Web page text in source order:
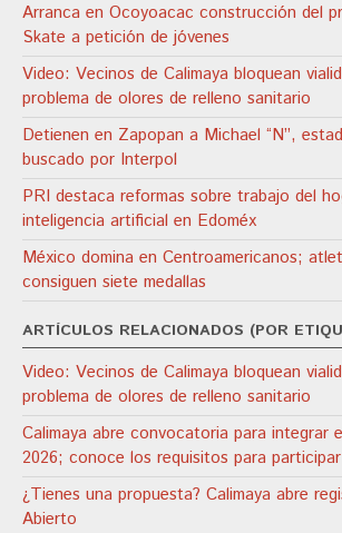
Arranca en Ocoyoacac construcción del
Skate a petición de jóvenes
Video: Vecinos de Calimaya bloquean
problema de olores de relleno sanitario
Detienen en Zapopan a Michael “N”,
buscado por Interpol
PRI destaca reformas sobre trabajo del
inteligencia artificial en Edoméx
México domina en Centroamericanos;
consiguen siete medallas
ARTÍCULOS RELACIONADOS (POR
Video: Vecinos de Calimaya bloquean
problema de olores de relleno sanitario
Calimaya abre convocatoria para integrar
2026; conoce los requisitos para participar
¿Tienes una propuesta? Calimaya abre
Abierto